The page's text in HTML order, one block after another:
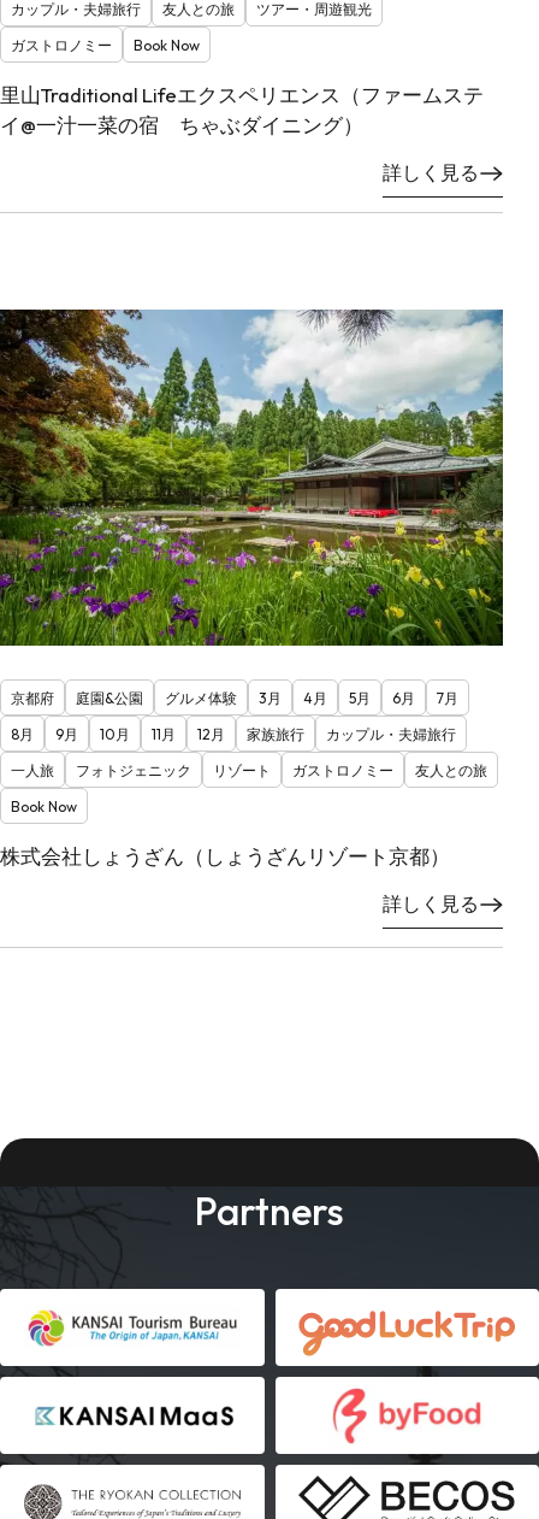
カップル・夫婦旅行 友人との旅
ツアー・周遊観光
ガストロノミー
Book Now
里山Traditional Lifeエクスペリエンス（ファームステ
イ@一汁一菜の宿 ちゃぶダイニング）
詳しく見る
京都府 庭園&公園 グルメ体験 3月 4月 5月 6月
7月
8月
9月 10月 11月 12月 家族旅行
カップル・夫婦旅行
一人旅
フォトジェニック リゾート ガストロノミー
友人との旅
Book Now
株式会社しょうざん（しょうざんリゾート京都）
詳しく見る
Partners